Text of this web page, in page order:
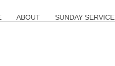
ABOUT SUNDAY SERVICE